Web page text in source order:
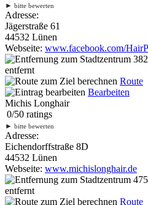
► bitte bewerten
Adresse:
Jägerstraße 61
44532 Lünen
Webseite: www.facebook.com/
entfernt
Route
Bearbeiten
Michis Longhair
0/50 ratings
► bitte bewerten
Adresse:
Eichendorffstraße 8D
44532 Lünen
Webseite: www.michislonghair.de
entfernt
Route